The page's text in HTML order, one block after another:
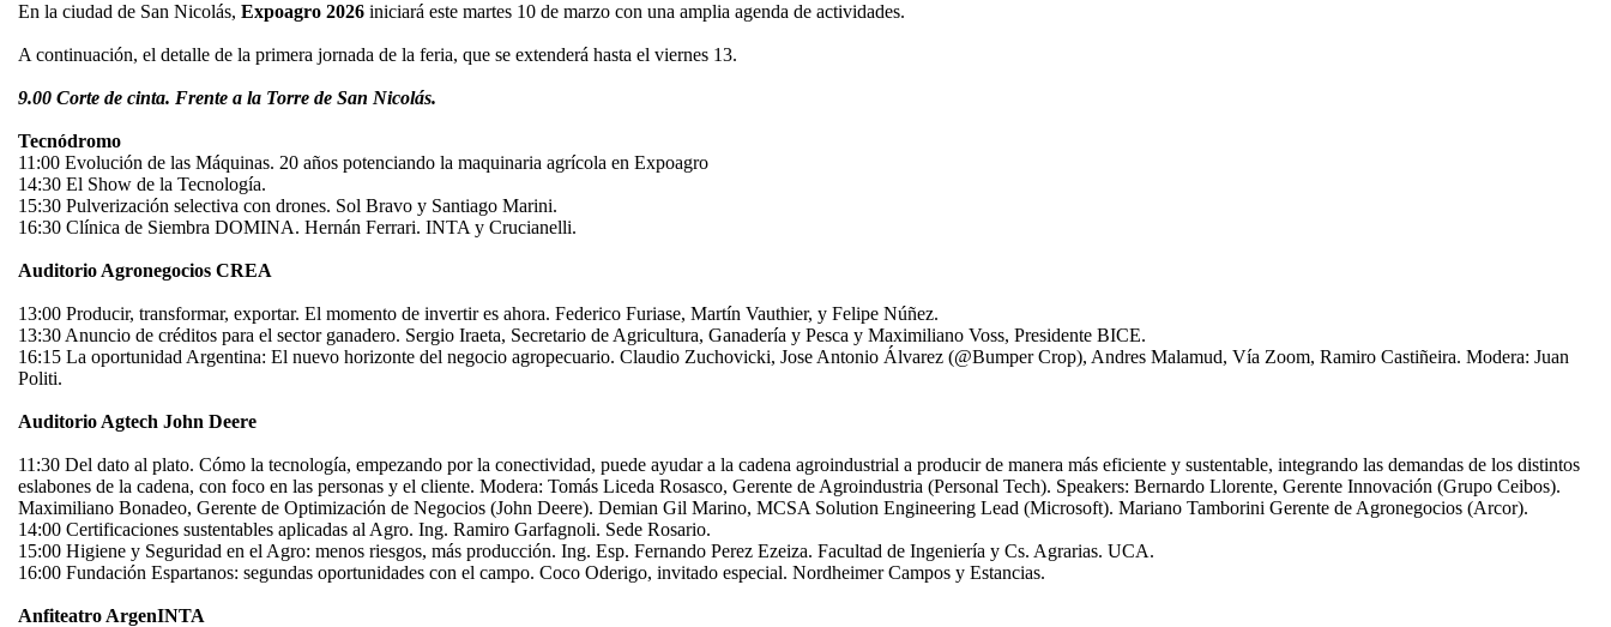
En la ciudad de San Nicolás, Expoagro 2026 iniciará este martes 10 de marzo con una amplia agenda de actividades.
A continuación, el detalle de la primera jornada de la feria, que se extenderá hasta el viernes 13.
9.00 Corte de cinta. Frente a la Torre de San Nicolás.
Tecnódromo
11:00 Evolución de las Máquinas. 20 años potenciando la maquinaria agrícola en Expoagro
14:30 El Show de la Tecnología.
15:30 Pulverización selectiva con drones. Sol Bravo y Santiago Marini.
16:30 Clínica de Siembra DOMINA. Hernán Ferrari. INTA y Crucianelli.
Auditorio Agronegocios CREA
13:00 Producir, transformar, exportar. El momento de invertir es ahora. Federico Furiase, Martín Vauthier, y Felipe Núñez.
13:30 Anuncio de créditos para el sector ganadero. Sergio Iraeta, Secretario de Agricultura, Ganadería y Pesca y Maximiliano Voss, Presidente BICE.
16:15 La oportunidad Argentina: El nuevo horizonte del negocio agropecuario. Claudio Zuchovicki, Jose Antonio Álvarez (@Bumper Crop), Andres Malamud, Vía Zoom, Ramiro Castiñeira. Modera: Juan
Politi.
Auditorio Agtech John Deere
11:30 Del dato al plato. Cómo la tecnología, empezando por la conectividad, puede ayudar a la cadena agroindustrial a producir de manera más eficiente y sustentable, integrando las demandas de los distintos
eslabones de la cadena, con foco en las personas y el cliente. Modera: Tomás Liceda Rosasco, Gerente de Agroindustria (Personal Tech). Speakers: Bernardo Llorente, Gerente Innovación (Grupo Ceibos).
Maximiliano Bonadeo, Gerente de Optimización de Negocios (John Deere). Demian Gil Marino, MCSA Solution Engineering Lead (Microsoft). Mariano Tamborini Gerente de Agronegocios (Arcor).
14:00 Certificaciones sustentables aplicadas al Agro. Ing. Ramiro Garfagnoli. Sede Rosario.
15:00 Higiene y Seguridad en el Agro: menos riesgos, más producción. Ing. Esp. Fernando Perez Ezeiza. Facultad de Ingeniería y Cs. Agrarias. UCA.
16:00 Fundación Espartanos: segundas oportunidades con el campo. Coco Oderigo, invitado especial. Nordheimer Campos y Estancias.
Anfiteatro ArgenINTA